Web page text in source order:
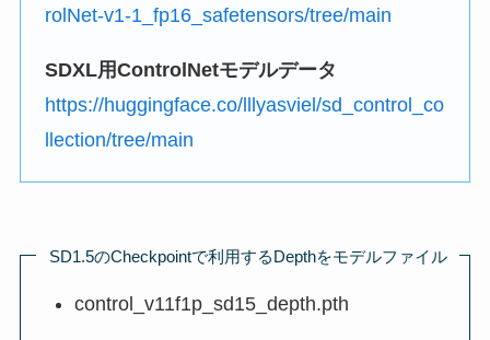
rolNet-v1-1_fp16_safetensors/tree/main
SDXL用ControlNetモデルデータ
https://huggingface.co/lllyasviel/sd_control_co
llection/tree/main
SD1.5のCheckpointで利用するDepthをモデルファイル
control_v11f1p_sd15_depth.pth